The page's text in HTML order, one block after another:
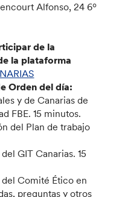
Alfonso, 24 6º
de la
la plataforma
Orden del día:
y de Canarias de
FBE. 15 minutos.
del Plan de trabajo
GIT Canarias. 15
Comité Ético en
preguntas y otros